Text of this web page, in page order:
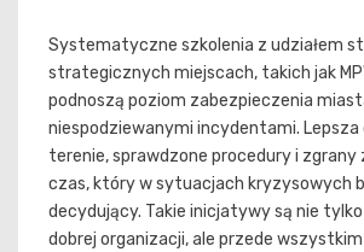
Systematyczne szkolenia z udziałem
strategicznych miejscach, takich jak
podnoszą poziom zabezpieczenia
niespodziewanymi incydentami.
terenie, sprawdzone procedury i zgrany
czas, który w sytuacjach kryzysowych
decydujący. Takie inicjatywy są nie
dobrej organizacji, ale przede